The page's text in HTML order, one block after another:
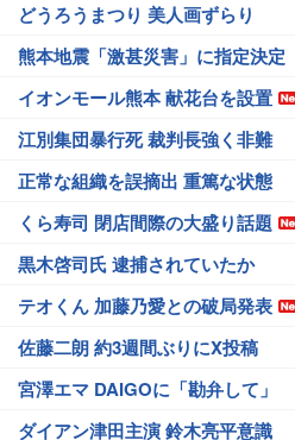
どうろうまつり 美人画ずらり
熊本地震「激甚災害」に指定決定
イオンモール熊本 献花台を設置
江別集団暴行死 裁判長強く非難
正常な組織を誤摘出 重篤な状態
くら寿司 閉店間際の大盛り話題
黒木啓司氏 逮捕されていたか
テオくん 加藤乃愛との破局発表
佐藤二朗 約3週間ぶりにX投稿
宮澤エマ DAIGOに「勘弁して」
ダイアン津田主演 鈴木亮平意識